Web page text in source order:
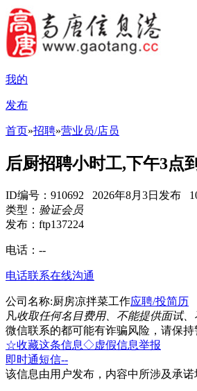
我的
发布
首页»招聘»营业员/店员
后厨招聘小时工,下午3点
ID编号：910692 2026年8月3日发布
类型： 验证会员
发布：ftp137224
电话： --
电话联系在线沟通
公司名称:厨房凉拌菜工作应聘/投简历
凡收取任何名目费用、不能提供面试
微信联系的都可能有诈骗风险，请保持
☆收藏这条信息◇虚假信息举报
即时通短信--
该信息由用户发布，内容中所涉及承